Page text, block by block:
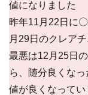
値になりました
昨年11月22日に
月29日のクレア
最悪は12月25日
ら、随分良くな
値が良くなって